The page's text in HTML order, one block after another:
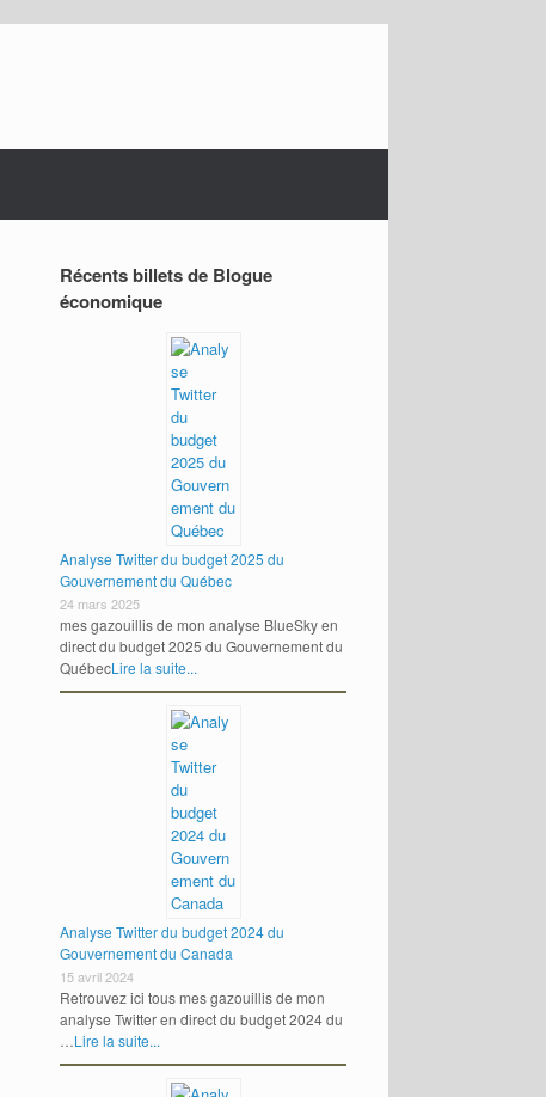
Récents billets de Blogue
économique
Analyse Twitter du budget 2025 du
Gouvernement du Québec
24 mars 2025
mes gazouillis de mon analyse BlueSky en
direct du budget 2025 du Gouvernement du
QuébecLire la suite...
Analyse Twitter du budget 2024 du
Gouvernement du Canada
15 avril 2024
Retrouvez ici tous mes gazouillis de mon
analyse Twitter en direct du budget 2024 du
…Lire la suite...